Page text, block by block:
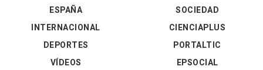
ESPAÑA
INTERNACIONAL
DEPORTES
VÍDEOS
SOCIEDAD
CIENCIAPLUS
PORTALTIC
EPSOCIAL